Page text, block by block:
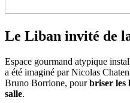
Le Liban invité de
Espace gourmand atypique
a été imaginé par Nicolas
Bruno Borrione, pourbriser les
salle.